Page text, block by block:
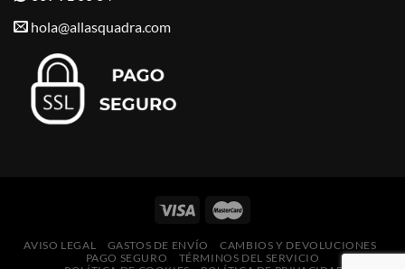
hola@allasquadra.com
AVISO LEGAL GASTOS DE ENVÍO
CAMBIOS Y DEVOLUCIONES
PAGO SEGURO
TÉRMINOS DEL SERVICIO